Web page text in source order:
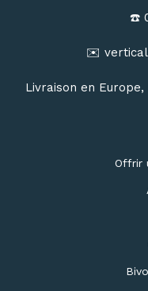
☎️
✉️
Livraison en
Offrir